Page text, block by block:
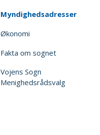
Myndighedsadresser
Økonomi
Fakta om sognet
Vojens Sogn
Menighedsrådsvalg